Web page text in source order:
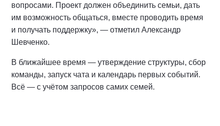
вопросами. Проект должен объединить семьи, дать
им возможность общаться, вместе проводить время
и получать поддержку», — отметил Александр
Шевченко.
В ближайшее время — утверждение структуры, сбор
команды, запуск чата и календарь первых событий.
Всё — с учётом запросов самих семей.